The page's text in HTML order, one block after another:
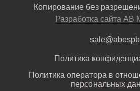
Копирование без
Разработка сайта AB
Политика
Политика оператора в
персональных